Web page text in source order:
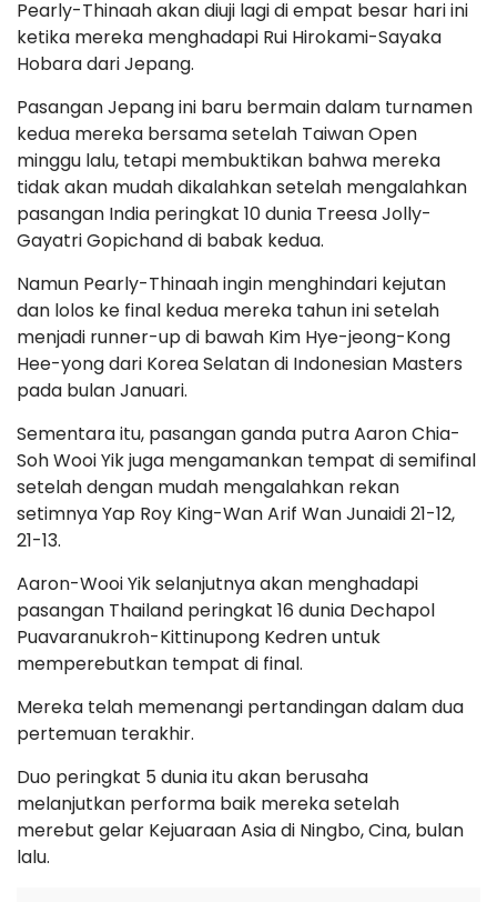
Pearly-Thinaah akan diuji lagi di empat besar hari ini
ketika mereka menghadapi Rui Hirokami-Sayaka
Hobara dari Jepang.
Pasangan Jepang ini baru bermain dalam turnamen
kedua mereka bersama setelah Taiwan Open
minggu lalu, tetapi membuktikan bahwa mereka
tidak akan mudah dikalahkan setelah mengalahkan
pasangan India peringkat 10 dunia Treesa Jolly-
Gayatri Gopichand di babak kedua.
Namun Pearly-Thinaah ingin menghindari kejutan
dan lolos ke final kedua mereka tahun ini setelah
menjadi runner-up di bawah Kim Hye-jeong-Kong
Hee-yong dari Korea Selatan di Indonesian Masters
pada bulan Januari.
Sementara itu, pasangan ganda putra Aaron Chia-
Soh Wooi Yik juga mengamankan tempat di semifinal
setelah dengan mudah mengalahkan rekan
setimnya Yap Roy King-Wan Arif Wan Junaidi 21-12,
21-13.
Aaron-Wooi Yik selanjutnya akan menghadapi
pasangan Thailand peringkat 16 dunia Dechapol
Puavaranukroh-Kittinupong Kedren untuk
memperebutkan tempat di final.
Mereka telah memenangi pertandingan dalam dua
pertemuan terakhir.
Duo peringkat 5 dunia itu akan berusaha
melanjutkan performa baik mereka setelah
merebut gelar Kejuaraan Asia di Ningbo, Cina, bulan
lalu.